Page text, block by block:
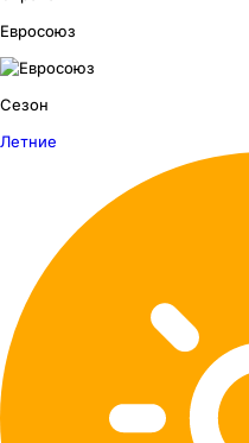
Евросоюз
Сезон
Летние